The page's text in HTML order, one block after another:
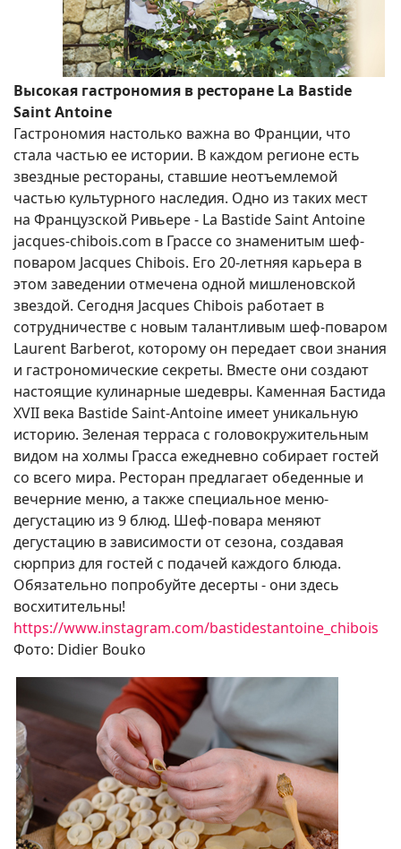
Высокая гастрономия в ресторане La Bastide
Saint Antoine
Гастрономия настолько важна во Франции, что
стала частью ее истории. В каждом регионе есть
звездные рестораны, ставшие неотъемлемой
частью культурного наследия. Одно из таких мест
на Французской Ривьере - La Bastide Saint Antoine
jacques-chibois.com в Грассе со знаменитым шеф-
поваром Jacques Chibois. Его 20-летняя карьера в
этом заведении отмечена одной мишленовской
звездой. Сегодня Jacques Chibois работает в
сотрудничестве с новым талантливым шеф-поваром
Laurent Barberot, которому он передает свои знания
и гастрономические секреты. Вместе они создают
настоящие кулинарные шедевры. Каменная Бастида
XVII века Bastide Saint-Antoine имеет уникальную
историю. Зеленая терраса с головокружительным
видом на холмы Грасса ежедневно собирает гостей
со всего мира. Ресторан предлагает обеденные и
вечерние меню, а также специальное меню-
дегустацию из 9 блюд. Шеф-повара меняют
дегустацию в зависимости от сезона, создавая
сюрприз для гостей с подачей каждого блюда.
Обязательно попробуйте десерты - они здесь
восхитительны!
https://www.instagram.com/bastidestantoine_chibois
Фото: Didier Bouko